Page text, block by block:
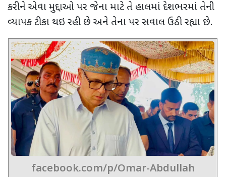
કરીને એવા મુદ્દાઓ પર જેના માટે તે હાલમાં દેશભરમાં તેની
વ્યાપક ટીકા થઇ રહી છે અને તેના પર સવાલ ઉઠી રહ્યા છે.
facebook.com/p/Omar-Abdullah